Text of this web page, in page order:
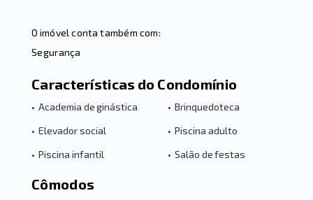
O imóvel conta também com:
Segurança
Características do Condomínio
• Academia de ginástica • Brinquedoteca
• Elevador social • Piscina adulto
• Piscina infantil • Salão de festas
Cômodos